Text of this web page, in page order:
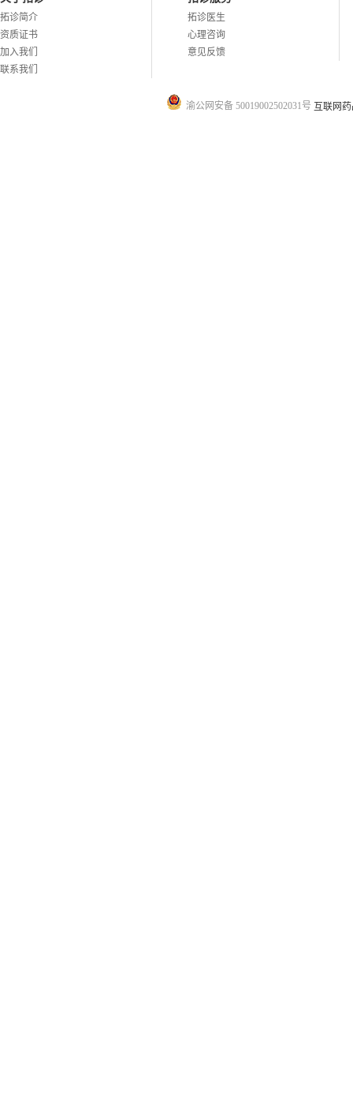
拓诊简介
资质证书
加入我们
联系我们
拓诊医生
心理咨询
意见反馈
渝公网安备 50019002502031号 互联网